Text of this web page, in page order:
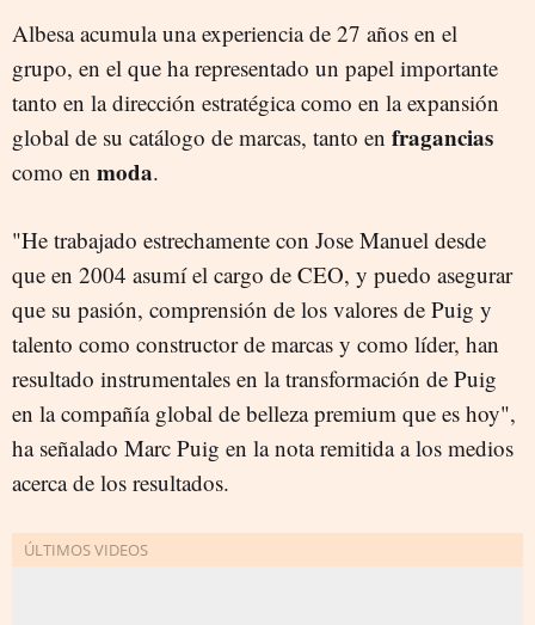
Albesa acumula una experiencia de 27 años en el
grupo, en el que ha representado un papel importante
tanto en la dirección estratégica como en la expansión
global de su catálogo de marcas, tanto en fragancias
como en moda.
"He trabajado estrechamente con Jose Manuel desde
que en 2004 asumí el cargo de CEO, y puedo asegurar
que su pasión, comprensión de los valores de Puig y
talento como constructor de marcas y como líder, han
resultado instrumentales en la transformación de Puig
en la compañía global de belleza premium que es hoy",
ha señalado Marc Puig en la nota remitida a los medios
acerca de los resultados.